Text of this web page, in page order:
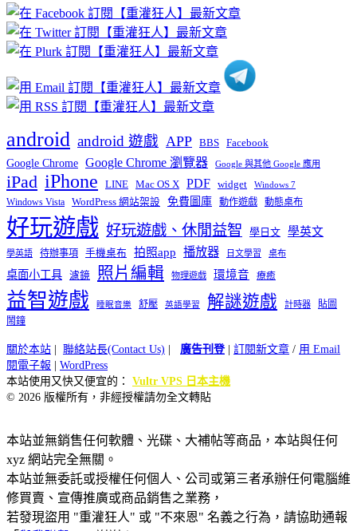
章
分
類
android android 遊戲 APP BBS Facebook
Google Chrome Google Chrome 瀏覽器 Google 與其他 Google 應用
iPad iPhone LINE Mac OS X PDF widget Windows 7
Windows Vista WordPress 網站架設 免費圖庫 動作遊戲 動態桌布
好玩遊戲 好玩遊戲、休閒益智 學日文 學英文
學英語 待辦事項 手機桌布 拍照app 播放器 日文學習 桌布
桌面小工具 濾鏡 照片編輯 物理遊戲 環境音 療癒
益智遊戲 睡眠音樂 舒壓 英語學習 解謎遊戲 計時器
貼圖
鬧鐘
關於本站 聯絡站長(Contact Us) 廣告刊登| 訂閱新文章 / 用 Email
閱電子報
WordPress
本站使用又快又便宜的： Vultr VPS 日本主機
© 2026 版權所有，非經授權請勿全文轉貼
本站並無銷售任何軟體、光碟、大補帖等商品，本站與任何
xyz 網站完全無關。
本站並無委託或授權任何個人、公司或第三者承辦任何電腦維
修買賣、宣傳推廣或商品銷售之業務，
若發現盜用 "重灌狂人" 或 "不來恩" 名義之行為，請協助通報